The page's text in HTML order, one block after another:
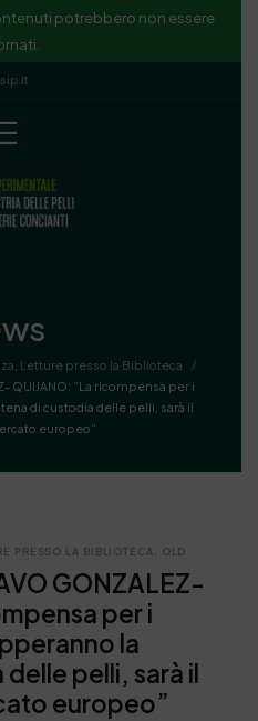
potrebbero non essere
Letture presso la Biblioteca
/
QUIJANO: “La ricompensa per i
di custodia delle pelli, sarà il
europeo”
PRESSO LA BIBLIOTECA, OLD
GONZALEZ-
per i
la
pelli, sarà il
europeo”